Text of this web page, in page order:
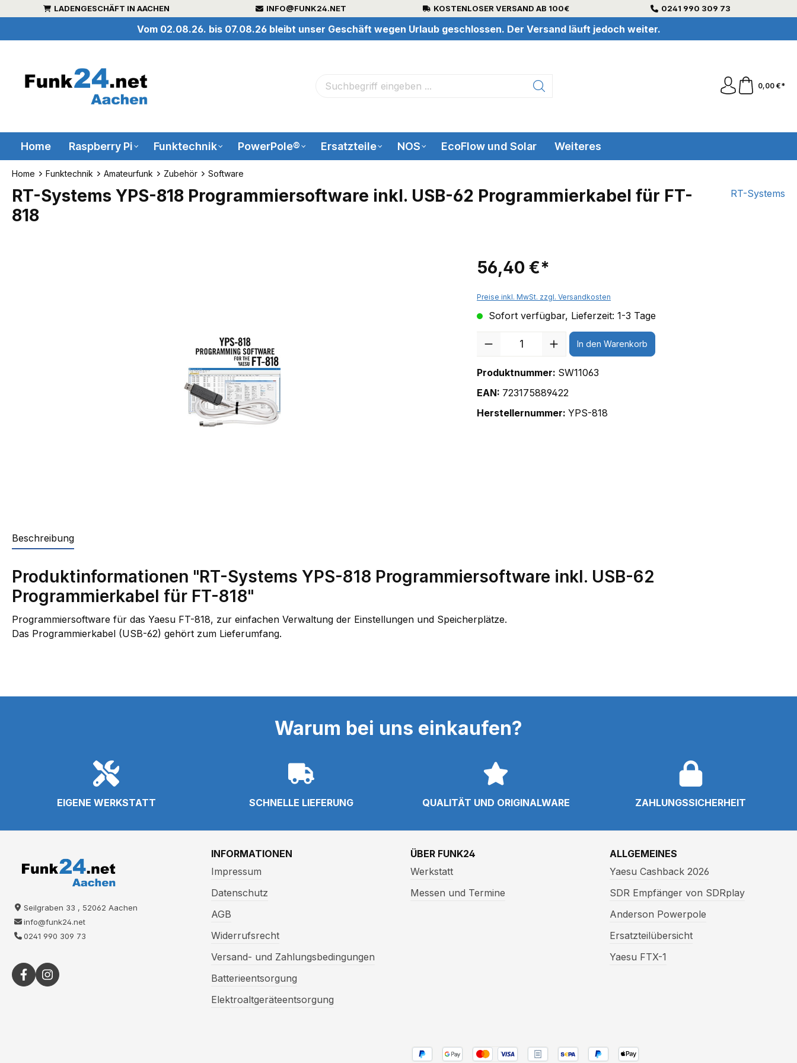
springenLADENGESCHÄFT IN AACHEN INFO@FUNK24.NET KOSTENLOSER VERSAND AB 100€ 0241 990 309 73
Vom 02.08.26. bis 07.08.26 bleibt unser Geschäft wegen Urlaub geschlossen. Der Versand läuft jedoch weiter.
0,00 €*
Home Raspberry Pi Funktechnik PowerPole® Ersatzteile NOS EcoFlow und Solar Weiteres
Home Funktechnik Amateurfunk Zubehör Software
RT-Systems YPS-818 Programmiersoftware inkl. USB-62 Programmierkabel für FT-
818
RT-Systems
56,40 €*
Preise inkl. MwSt. zzgl. Versandkosten
Sofort verfügbar, Lieferzeit: 1-3 Tage
In den Warenkorb
Produktnummer: SW11063
EAN: 723175889422
Herstellernummer: YPS-818
Beschreibung
Produktinformationen "RT-Systems YPS-818 Programmiersoftware inkl. USB-62
Programmierkabel für FT-818"
Programmiersoftware für das Yaesu FT-818, zur einfachen Verwaltung der Einstellungen und Speicherplätze.
Das Programmierkabel (USB-62) gehört zum Lieferumfang.
Warum bei uns einkaufen?
EIGENE WERKSTATT SCHNELLE LIEFERUNG QUALITÄT UND ORIGINALWARE ZAHLUNGSSICHERHEIT
Seilgraben 33 , 52062 Aachen
info@funk24.net
0241 990 309 73
INFORMATIONEN
Impressum
Datenschutz
AGB
Widerrufsrecht
Versand- und Zahlungsbedingungen
Batterieentsorgung
Elektroaltgeräteentsorgung
ÜBER FUNK24
Werkstatt
Messen und Termine
ALLGEMEINES
Yaesu Cashback 2026
SDR Empfänger von SDRplay
Anderson Powerpole
Ersatzteilübersicht
Yaesu FTX-1